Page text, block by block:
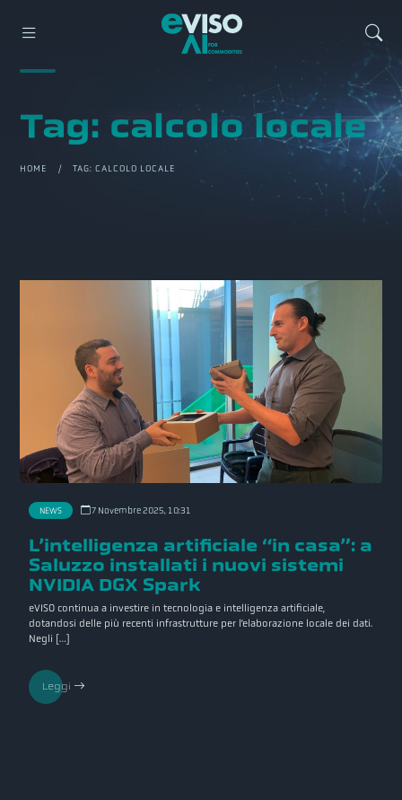
Tag: calcolo locale
HOME / TAG: CALCOLO LOCALE
NEWS 7 Novembre 2025, 10:31
L’intelligenza artificiale “in casa”: a
Saluzzo installati i nuovi sistemi
NVIDIA DGX Spark
eVISO continua a investire in tecnologia e intelligenza artificiale,
dotandosi delle più recenti infrastrutture per l’elaborazione locale dei dati.
Negli […]
Leggi